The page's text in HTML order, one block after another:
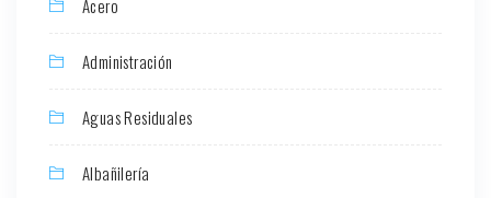
Acero
Administración
Aguas Residuales
Albañilería